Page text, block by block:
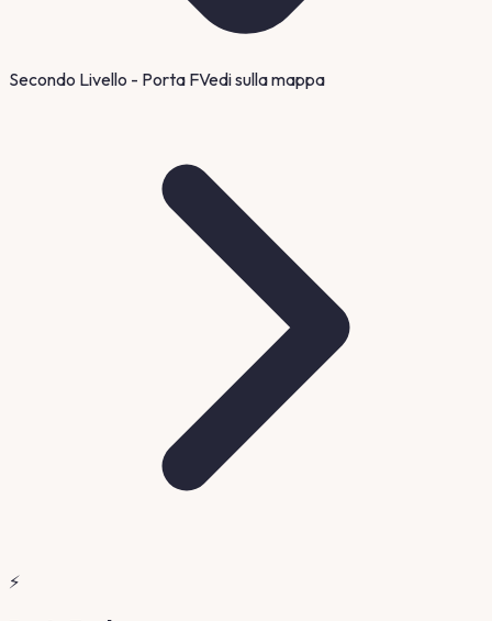
Secondo Livello - Porta FVedi sulla mappa
⚡